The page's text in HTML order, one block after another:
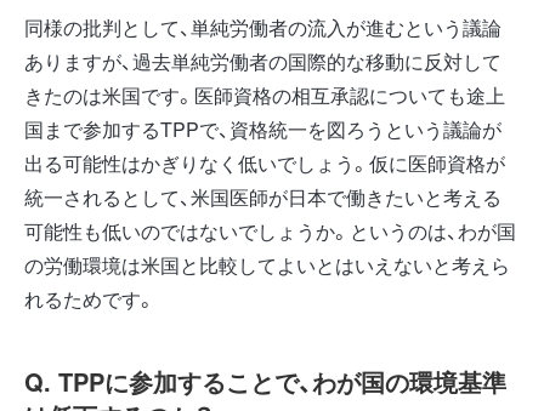
同様の批判として、単純労働者の流入が進むという議論
ありますが、過去単純労働者の国際的な移動に反対して
きたのは米国です。医師資格の相互承認についても途上
国まで参加するTPPで、資格統一を図ろうという議論が
出る可能性はかぎりなく低いでしょう。仮に医師資格が
統一されるとして、米国医師が日本で働きたいと考える
可能性も低いのではないでしょうか。というのは、わが国
の労働環境は米国と比較してよいとはいえないと考えら
れるためです。
Q. TPPに参加することで、わが国の環境基準